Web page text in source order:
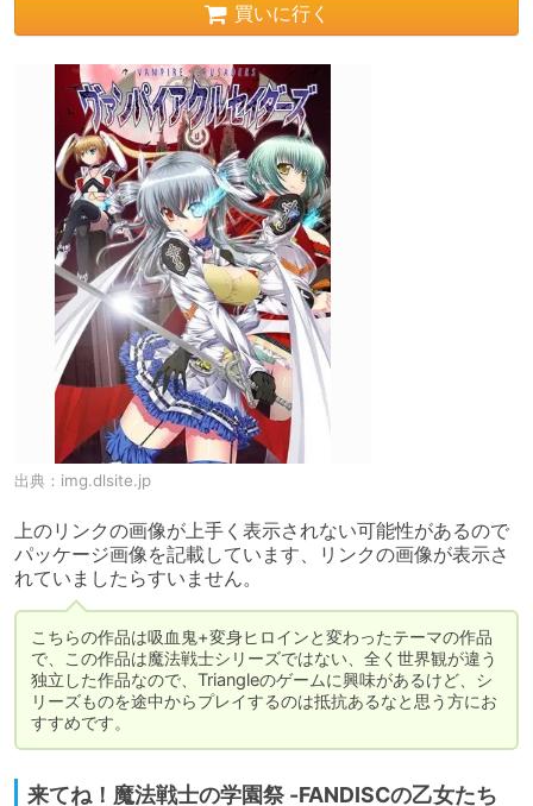
買いに行く
出典： img.dlsite.jp
上のリンクの画像が上手く表示されない可能性があるので
パッケージ画像を記載しています、リンクの画像が表示さ
れていましたらすいません。
こちらの作品は吸血鬼+変身ヒロインと変わったテーマの作品
で、この作品は魔法戦士シリーズではない、全く世界観が違う
独立した作品なので、Triangleのゲームに興味があるけど、シ
リーズものを途中からプレイするのは抵抗あるなと思う方にお
すすめです。
来てね！魔法戦士の学園祭 -FANDISCの乙女たち